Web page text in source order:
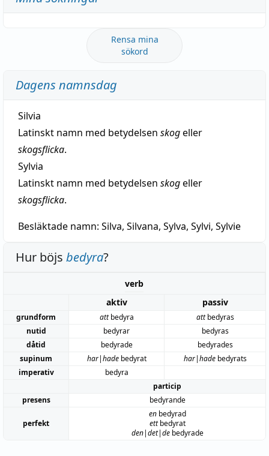
Rensa mina
sökord
Dagens namnsdag
Silvia
Latinskt namn med betydelsen skogeller
skogsflicka.
Sylvia
Latinskt namn med betydelsen skogeller
skogsflicka.
Besläktade namn: Silva, Silvana, Sylva, Sylvi, Sylvie
Hur böjs bedyra?
verb
aktiv
passiv
grundform attbedyra attbedyras
nutid
bedyrar
bedyras
dåtid
bedyrade
bedyrades
supinum
har|hadebedyrat har|hadebedyrats
imperativ
bedyra
particip
presens
bedyrande
perfekt
enbedyrad
ettbedyrat
den|det|debedyrade